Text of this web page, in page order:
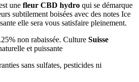
une fleur CBD hydro qui se démarque
subtilement boisées avec des notes Ice
elle sera vous satisfaire pleinement.
non rabaissée. Culture Suisse
et puissante
sans sulfates, pesticides ni